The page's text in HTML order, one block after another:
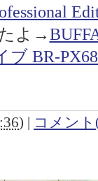
よ→
ブ BR-
) | コメント